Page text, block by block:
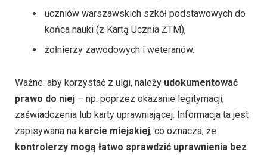
uczniów warszawskich szkół podstawowych do
końca nauki (z Kartą Ucznia ZTM),
żołnierzy zawodowych i weteranów.
Ważne: aby korzystać z ulgi, należy udokumentować
prawo do niej – np. poprzez okazanie legitymacji,
zaświadczenia lub karty uprawniającej. Informacja ta jest
zapisywana na karcie miejskiej, co oznacza, że
kontrolerzy mogą łatwo sprawdzić uprawnienia bez